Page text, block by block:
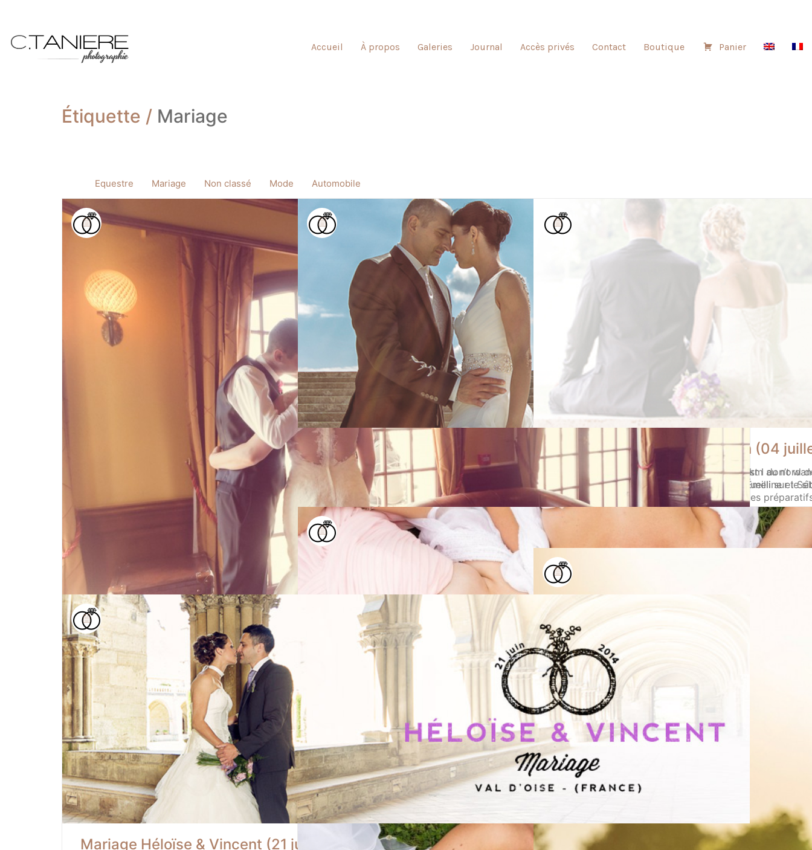
Accueil À propos Galeries Journal Accès privés Contact Boutique Panier
Étiquette / Mariage
Equestre Mariage Non classé Mode Automobile
Mariage de Delphine & Mehdi (09 mai 2015) – Chantilly
Mariage au château de la Tour (Chantilly) « Au cœur d’un parc de 5 hectares, à 3 km de Chantilly et à 35 km au nord de Paris, le Château de
la Tour est niché dans un écrin de verdure où le temps semble s’être arrêté… » enfin presque ! (propos recueilli sur le site du château…
3 juin 2015
Mariage
Mariage Maryline et Cédric (16 août 2014)
Mariage au château de la Tour « Au cœur d’un parc de 5 hectares, à 3 km de Chantilly et à 35 km au nord
niché dans un écrin de verdure où le temps semble s’être arrêté… » enfin presque ! (propos recueilli sur le
4 janvier 2015
Mariage
Mariage Émeline & Sébastien (04
Mariage inoubliable au château de Saint-Just I don’t
voulais interpréter en images le mariage d’Émeline et
(Belle-Église – Oise) en ce 04 juillet 2014. Des
Mariage Héloïse & Vincent (21 juin 2014)